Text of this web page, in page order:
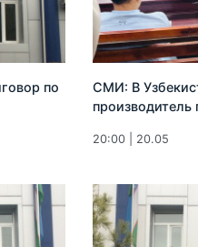
по
СМИ: В
производитель
20:00 | 20.05